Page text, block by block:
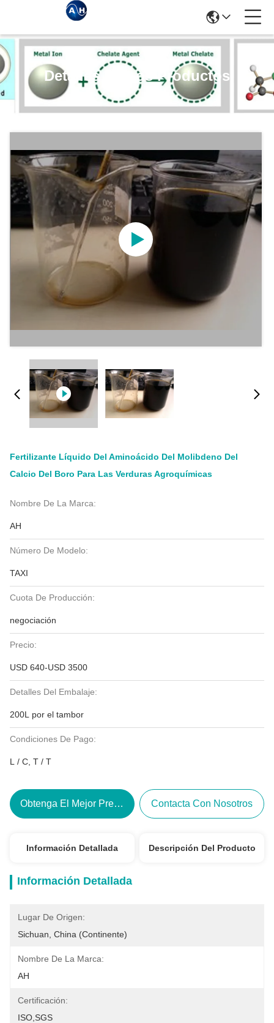
Detalles De Los Productos
Fertilizante Líquido Del Aminoácido Del Molibdeno Del
Calcio Del Boro Para Las Verduras Agroquímicas
Nombre De La Marca:
AH
Número De Modelo:
TAXI
Cuota De Producción:
negociación
Precio:
USD 640-USD 3500
Detalles Del Embalaje:
200L por el tambor
Condiciones De Pago:
L / C, T / T
Obtenga El Mejor Precio Contacta Con Nosotros
Información Detallada Descripción Del Producto
Información Detallada
Lugar De Origen:
Sichuan, China (continente)
Nombre De La Marca:
AH
Certificación:
ISO,SGS